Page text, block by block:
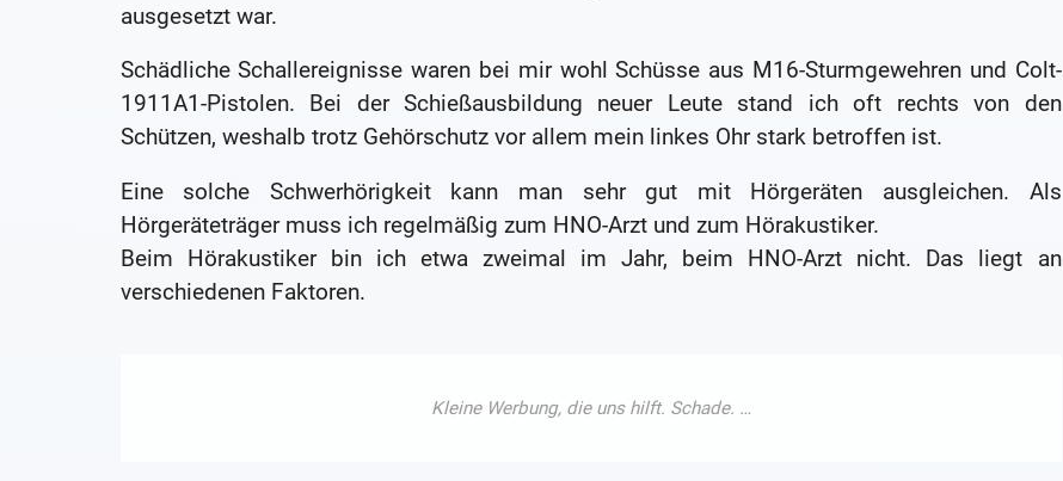
ausgesetzt war.
Schädliche Schallereignisse waren bei mir wohl Schüsse aus M16-Sturmgewehren und Colt-
1911A1-Pistolen. Bei der Schießausbildung neuer Leute stand ich oft rechts von den
Schützen, weshalb trotz Gehörschutz vor allem mein linkes Ohr stark betroffen ist.
Eine solche Schwerhörigkeit kann man sehr gut mit Hörgeräten ausgleichen. Als
Hörgeräteträger muss ich regelmäßig zum HNO-Arzt und zum Hörakustiker.
Beim Hörakustiker bin ich etwa zweimal im Jahr, beim HNO-Arzt nicht. Das liegt an
verschiedenen Faktoren.